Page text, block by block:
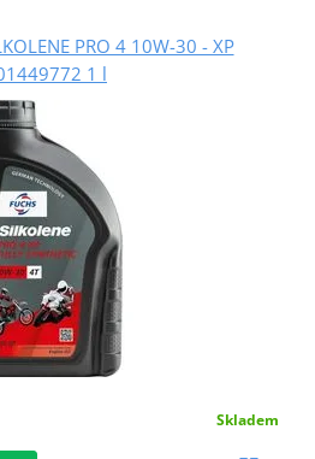
PRO 4 10W-30 - XP
1 l
Skladem